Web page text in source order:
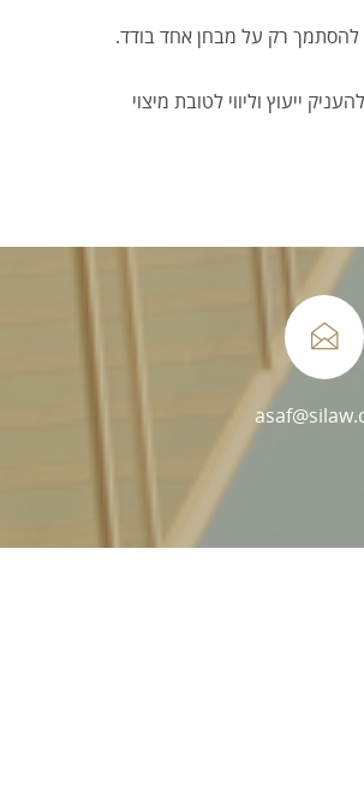
להסתמך רק על מבחן אחד בודד.
ייעוץ וליווי לטובת מיצוי